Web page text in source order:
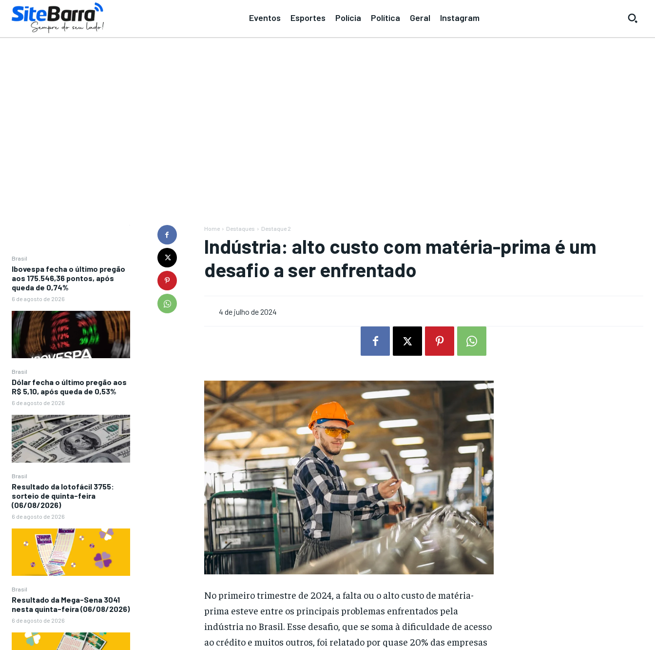
Eventos Esportes Polícia Política Geral Instagram
Brasil
Ibovespa fecha o último pregão
aos 175.546,36 pontos, após
queda de 0,74%
6 de agosto de 2026
Brasil
Dólar fecha o último pregão aos
R$ 5,10, após queda de 0,53%
6 de agosto de 2026
Brasil
Resultado da lotofácil 3755:
sorteio de quinta-feira
(06/08/2026)
6 de agosto de 2026
Brasil
Resultado da Mega-Sena 3041
nesta quinta-feira (06/08/2026)
6 de agosto de 2026
Home Destaques Destaque 2
Indústria: alto custo com matéria-prima é um
desafio a ser enfrentado
4 de julho de 2024
No primeiro trimestre de 2024, a falta ou o alto custo de matéria-
prima esteve entre os principais problemas enfrentados pela
indústria no Brasil. Esse desafio, que se soma à dificuldade de acesso
ao crédito e muitos outros, foi relatado por quase 20% das empresas